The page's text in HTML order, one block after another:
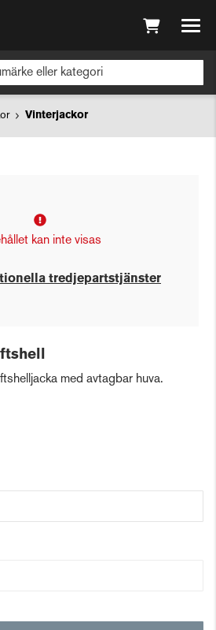
Vinterjackor
kan inte visas
tredjepartstjänster
med avtagbar huva.